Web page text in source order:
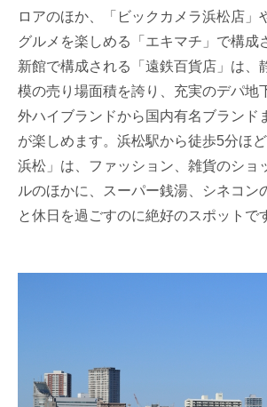
ロアのほか、「ビックカメラ浜松店」
グルメを楽しめる「エキマチ」で構成
新館で構成される「遠鉄百貨店」は、
模の売り場面積を誇り、充実のデパ地
外ハイブランドから国内有名ブランド
が楽しめます。浜松駅から徒歩5分ほ
浜松」は、ファッション、雑貨のショ
ルのほかに、スーパー銭湯、シネコン
と休日を過ごすのに絶好のスポットで